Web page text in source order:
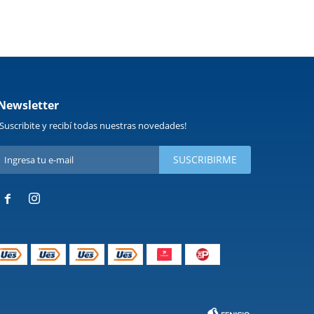
y recibí todas nuestras novedades!
SUSCRIBIRME
 